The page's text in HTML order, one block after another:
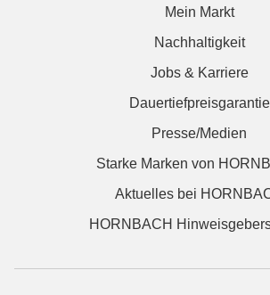
Mein Markt
Nachhaltigkeit
Jobs & Karriere
Dauertiefpreisgarantie
Presse/Medien
Starke Marken von
Aktuelles bei
HORNBACH